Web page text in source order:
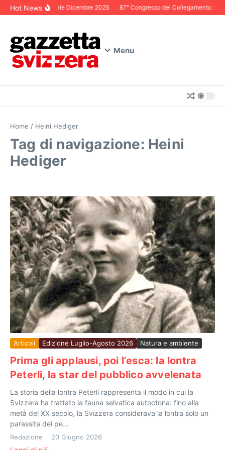
Salta al contenuto
Hot NewsEditoriale Dicembre 2025 87° Congresso del Collegamento
Menu
Home / Heini Hediger
Tag di navigazione: Heini
Hediger
Articoli Edizione Luglio-Agosto 2026 Natura e ambiente
Prima gli applausi, poi l’esca: la lontra
Peterli, la star del pubblico avvelenata
La storia della lontra Peterli rappresenta il modo in cui la
Svizzera ha trattato la fauna selvatica autoctona: fino alla
metà del XX secolo, la Svizzera considerava la lontra solo un
parassita dei pe...
Redazione 20 Giugno 2026